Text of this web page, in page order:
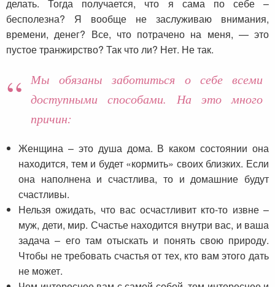
делать. Тогда получается, что я сама по себе –
бесполезна? Я вообще не заслуживаю внимания,
времени, денег? Все, что потрачено на меня, — это
пустое транжирство? Так что ли? Нет. Не так.
Мы обязаны заботиться о себе всеми
доступными способами. На это много
причин:
Женщина – это душа дома. В каком состоянии она
находится, тем и будет «кормить» своих близких. Если
она наполнена и счастлива, то и домашние будут
счастливы.
Нельзя ожидать, что вас осчастливит кто-то извне –
муж, дети, мир. Счастье находится внутри вас, и ваша
задача – его там отыскать и понять свою природу.
Чтобы не требовать счастья от тех, кто вам этого дать
не может.